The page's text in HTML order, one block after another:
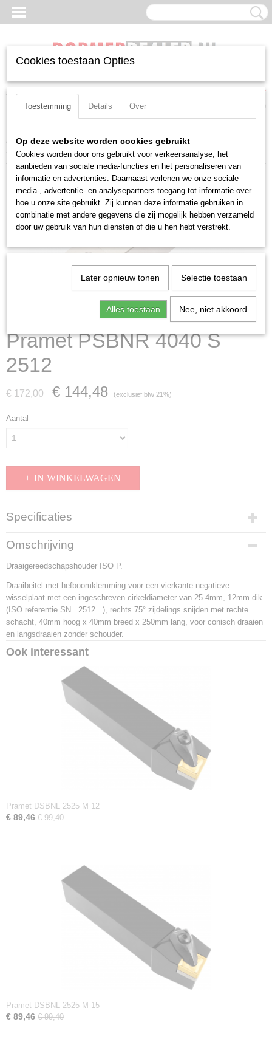
Inloggen Registreren UW WINKELWAGEN
Home >Beitels>Negatief>SN(MG)>Uitwendig
4040 S 2512
Pramet PSBNR 4040 S
2512
€ 172,00 € 144,48 (exclusief btw 21%)
Aantal
IN WINKELWAGEN
Specificaties
Productcode
PSBNR 4040 S 2512
EAN code
Productcode leverancier
PSBNR 4040 S 2512
Netto gewicht
3,00 Kg
Omschrijving
Draaigereedschapshouder ISO P.
Draaibeitel met hefboomklemming voor een vierkante negatieve
wisselplaat met een ingeschreven cirkeldiameter van 25.4mm, 12mm dik
(ISO referentie SN.. 2512.. ), rechts 75° zijdelings snijden met rechte
schacht, 40mm hoog x 40mm breed x 250mm lang, voor conisch draaien
en langsdraaien zonder schouder.
Ook interessant
Pramet DSBNL 2525 M 12
€ 89,46 € 99,40
Pramet DSBNL 2525 M 15
€ 89,46 € 99,40
Cookies toestaan Opties
Toestemming Details Over
Op deze website worden cookies gebruikt
Cookies worden door ons gebruikt voor verkeersanalyse, het
aanbieden van sociale media-functies en het personaliseren van
informatie en advertenties. Daarnaast verlenen we onze sociale
media-, advertentie- en analysepartners toegang tot informatie over
hoe u onze site gebruikt. Zij kunnen deze informatie gebruiken in
combinatie met andere gegevens die zij mogelijk hebben verzameld
door uw gebruik van hun diensten of die u hen hebt verstrekt.
Later opnieuw tonen Selectie toestaan
Alles toestaan Nee, niet akkoord